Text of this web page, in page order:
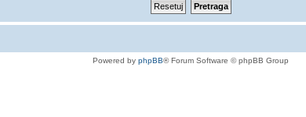
Powered by phpBB® Forum Software © phpBB Group